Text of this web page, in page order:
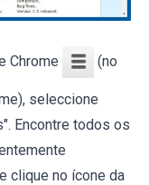
Chrome (no
seleccione
Encontre todos os
clique no ícone da